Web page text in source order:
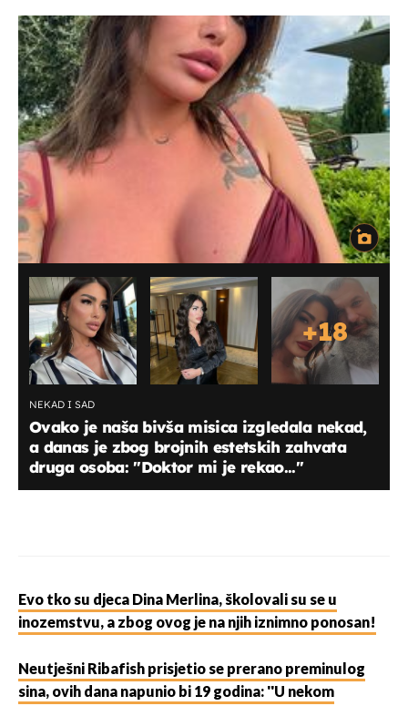
+18
NEKAD I SAD
Ovako je naša bivša misica izgledala nekad,
a danas je zbog brojnih estetskih zahvata
druga osoba: ''Doktor mi je rekao...''
Evo tko su djeca Dina Merlina, školovali su se u
inozemstvu, a zbog ovog je na njih iznimno ponosan!
Neutješni Ribafish prisjetio se prerano preminulog
sina, ovih dana napunio bi 19 godina: ''U nekom